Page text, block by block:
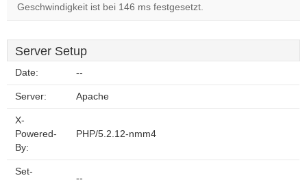
Geschwindigkeit ist bei 146 ms festgesetzt.
Server Setup
Date: --
Server: Apache
X-
Powered-
By:
PHP/5.2.12-nmm4
Set-